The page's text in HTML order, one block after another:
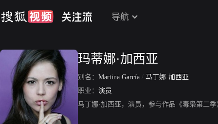
导航
玛蒂娜·加西亚
别名： Martina García / 马丁娜·加西亚
职业： 演员
马丁娜·加西亚，演员，参与作品《毒枭第二